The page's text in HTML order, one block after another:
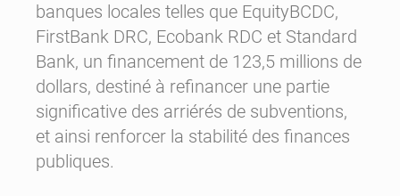
banques locales telles que EquityBCDC,
FirstBank DRC, Ecobank RDC et Standard
Bank, un financement de 123,5 millions de
dollars, destiné à refinancer une partie
significative des arriérés de subventions,
et ainsi renforcer la stabilité des finances
publiques.